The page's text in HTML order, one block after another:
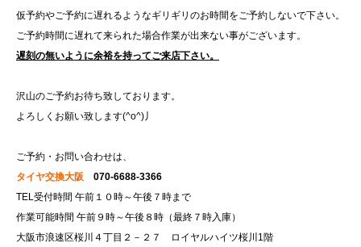
仮予約やご予約に遅れるようなギリギリのお時間をご予約しないで下さい。
ご予約時間に遅れて来られた場合作業が出来ない事がございます。
遅刻の無いように余裕を持ってご来店下さい。
沢山のご予約お待ち致しております。
よろしくお願い致します(^o^)丿
ご予約・お問い合わせは、
タイヤ交換大阪 070-6688-3366
TEL受付時間 午前１０時～午後７時まで
作業可能時間 午前９時～午後８時（最終７時入庫）
大阪市浪速区桜川４丁目２－２７ ロイヤルハイツ桜川1階